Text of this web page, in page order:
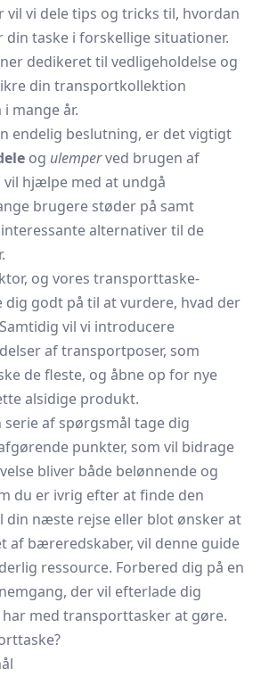
vil vi dele tips og tricks til, hvordan
din taske i forskellige situationer.
dedikeret til vedligeholdelse og
din transportkollektion
mange år.
endelig beslutning, er det vigtigt
og ulemperved brugen af
hjælpe med at undgå
brugere støder på samt
alternativer til de
og vores transporttaske-
godt på til at vurdere, hvad der
vil vi introducere
af transportposer, som
de fleste, og åbne op for nye
alsidige produkt.
serie af spørgsmål tage dig
punkter, som vil bidrage
bliver både belønnende og
du er ivrig efter at finde den
din næste rejse eller blot ønsker at
af bæreredskaber, vil denne guide
ressource. Forbered dig på en
der vil efterlade dig
med transporttasker at gøre.